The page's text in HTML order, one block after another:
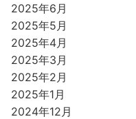
2025年6月
2025年5月
2025年4月
2025年3月
2025年2月
2025年1月
2024年12月